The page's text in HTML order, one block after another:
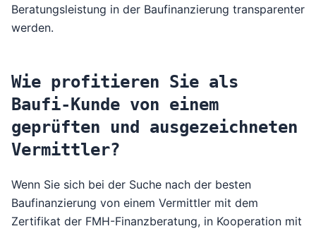
Beratungsleistung in der Baufinanzierung transparenter
werden.
Wie profitieren Sie als
Baufi-Kunde von einem
geprüften und ausgezeichneten
Vermittler?
Wenn Sie sich bei der Suche nach der besten
Baufinanzierung von einem Vermittler mit dem
Zertifikat der FMH-Finanzberatung, in Kooperation mit